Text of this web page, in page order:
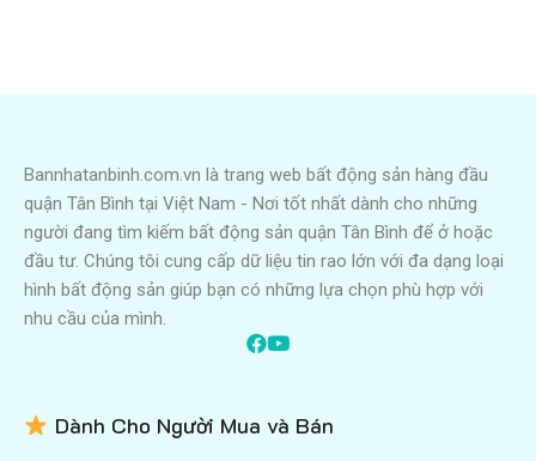
Bannhatanbinh.com.vn là trang web bất động sản hàng đầu
quận Tân Bình tại Việt Nam - Nơi tốt nhất dành cho những
người đang tìm kiếm bất động sản quận Tân Bình để ở hoặc
đầu tư. Chúng tôi cung cấp dữ liệu tin rao lớn với đa dạng loại
hình bất động sản giúp bạn có những lựa chọn phù hợp với
nhu cầu của mình.
Dành Cho Người Mua và Bán